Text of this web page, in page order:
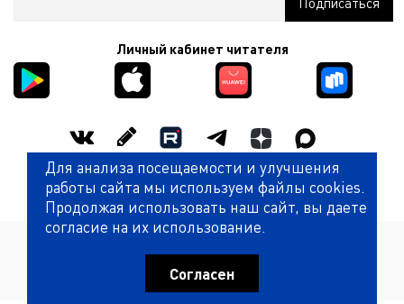
Личный кабинет читателя
Оценить работу библиотеки
© Государственная универсальная научная библиотека
Красноярского края (КГАУК ГУНБ КК)
Для анализа посещаемости и улучшения
работы сайта мы используем файлы cookies.
Продолжая использовать наш сайт, вы даете
согласие на их использование.